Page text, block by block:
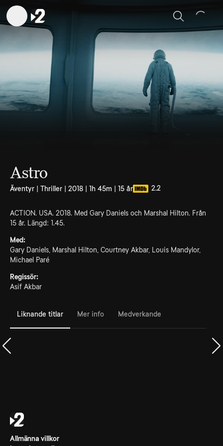
Sök
Astro
Äventyr | Thriller | 2018 | 1h 45m | 15 år 2.2
ACTION. USA. 2018. Med Gary Daniels och Marshal Hilton. Från
15 år. Längd: 1.45.
Med:
Gary Daniels, Marshal Hilton, Courtney Akbar, Louis Mandylor,
Michael Paré
Regissör:
Asif Akbar
Liknande titlar Mer info Medverkande
Allmänna villkor